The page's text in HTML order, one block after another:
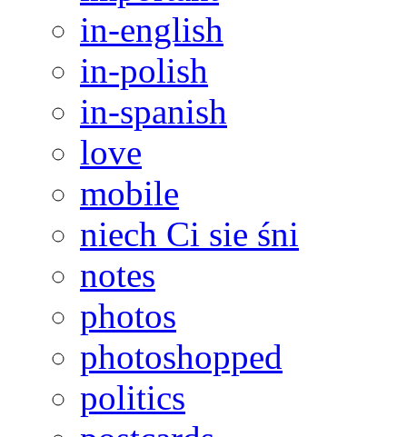
in-english
in-polish
in-spanish
love
mobile
niech Ci sie śni
notes
photos
photoshopped
politics